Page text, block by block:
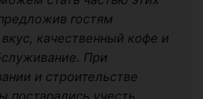
гостям
качественный кофе и
При
и строительстве
постарались учесть